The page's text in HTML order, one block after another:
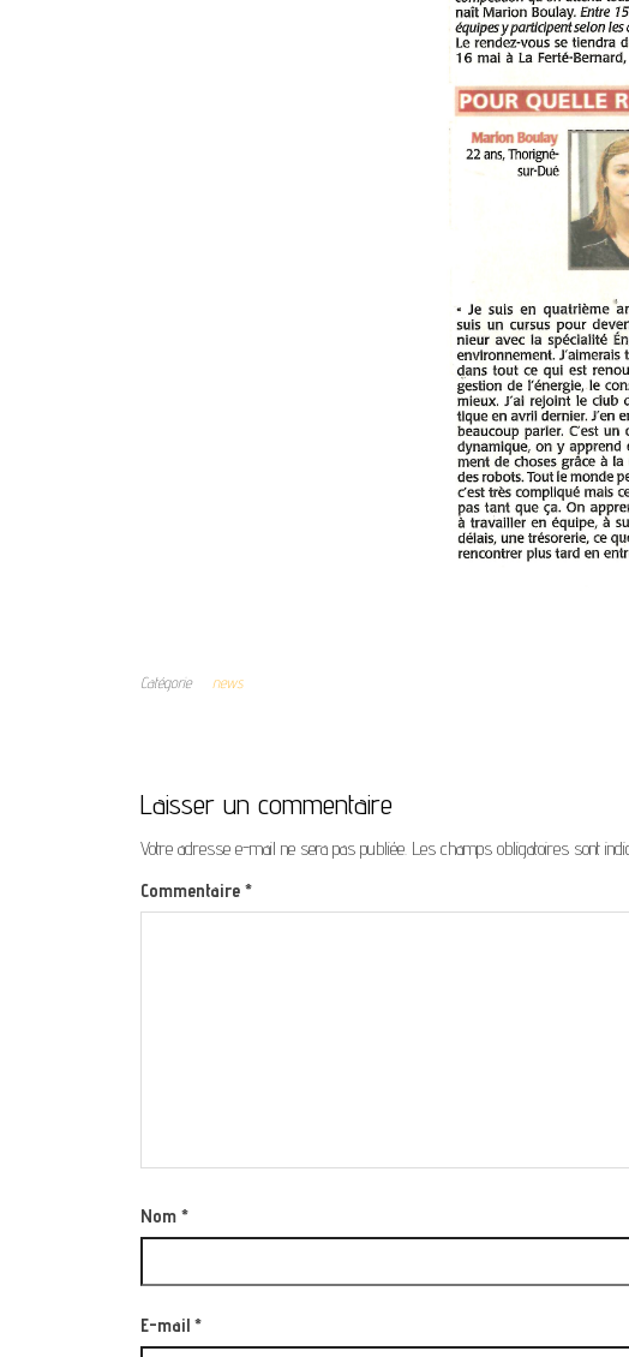
Catégorie news
Laisser un commentaire
Votre adresse e-mail ne sera pas publiée. Les champs obligatoires sont
Commentaire *
Nom *
E-mail *